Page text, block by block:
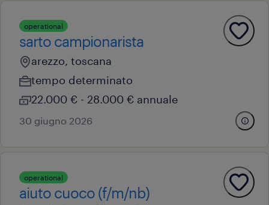
operational
sarto campionarista
arezzo, toscana
tempo determinato
22.000 € - 28.000 € annuale
30 giugno 2026
operational
aiuto cuoco (f/m/nb)